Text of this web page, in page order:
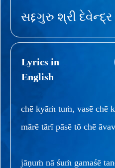
સદ્દગુરુ શ્રી દેવેન્દ્ર
Lyrics in
English
chē kyāṁ tuṁ, vasē chē
mārē tārī pāsē tō chē
jāṇuṁ nā śuṁ gamaśē